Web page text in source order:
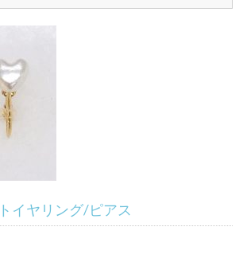
イヤリング/ピアス